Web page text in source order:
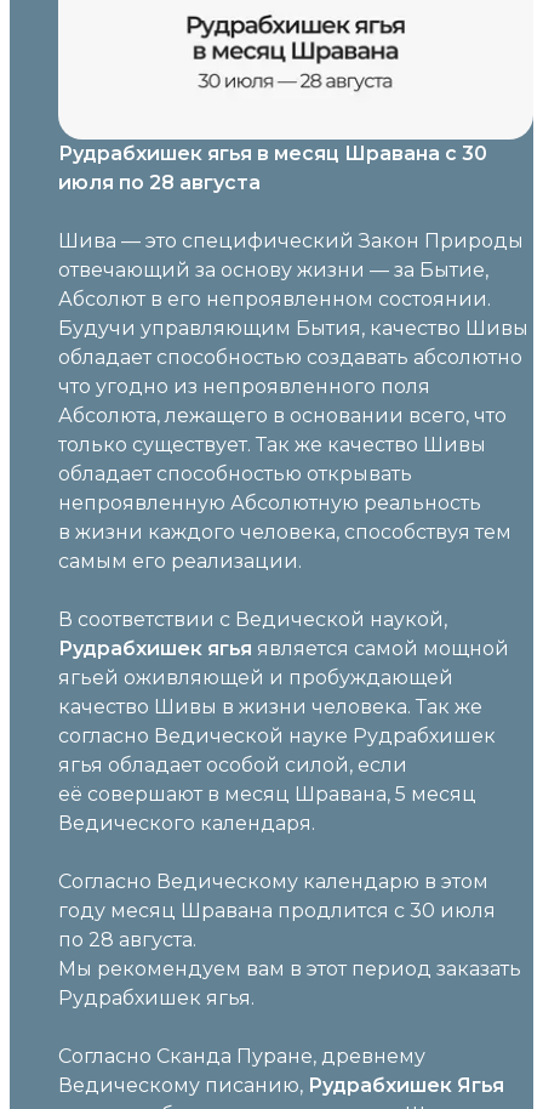
Рудрабхишек ягья в месяц Шравана с 30
июля по 28 августа
Шива — это специфический Закон Природы
отвечающий за основу жизни — за Бытие,
Абсолют в его непроявленном состоянии.
Будучи управляющим Бытия, качество Шивы
обладает способностью создавать абсолютно
что угодно из непроявленного поля
Абсолюта, лежащего в основании всего, что
только существует. Так же качество Шивы
обладает способностью открывать
непроявленную Абсолютную реальность
в жизни каждого человека, способствуя тем
самым его реализации.
В соответствии с Ведической наукой,
Рудрабхишек ягья является самой мощной
ягьей оживляющей и пробуждающей
качество Шивы в жизни человека. Так же
согласно Ведической науке Рудрабхишек
ягья обладает особой силой, если
её совершают в месяц Шравана, 5 месяц
Ведического календаря.
Согласно Ведическому календарю в этом
году месяц Шравана продлится с 30 июля
по 28 августа.
Мы рекомендуем вам в этот период заказать
Рудрабхишек ягья.
Согласно Сканда Пуране, древнему
Ведическому писанию, Рудрабхишек Ягья